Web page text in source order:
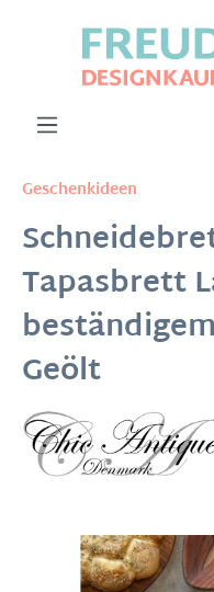
Geschenkideen
Tapasbrett
Geölt